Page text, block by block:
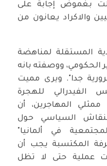
بغموض إجابة على
والاكراد يعانون من
المستقلة لمناهضة
الحكومي، ووصفته بانه
جدا". ويرى مميت
الفيدرالي للهجرة
المهاجرين، أن
السياسي حول
في ألمانيا"
المكتسبة يجب أن
عملية حتى لا تظل